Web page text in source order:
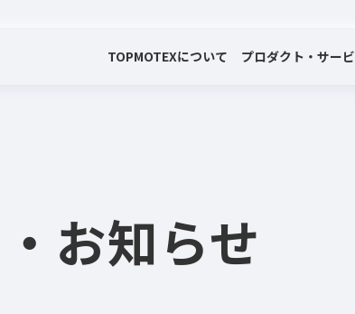
TOPMOTEXについて プロダクト・サー
・お知らせ